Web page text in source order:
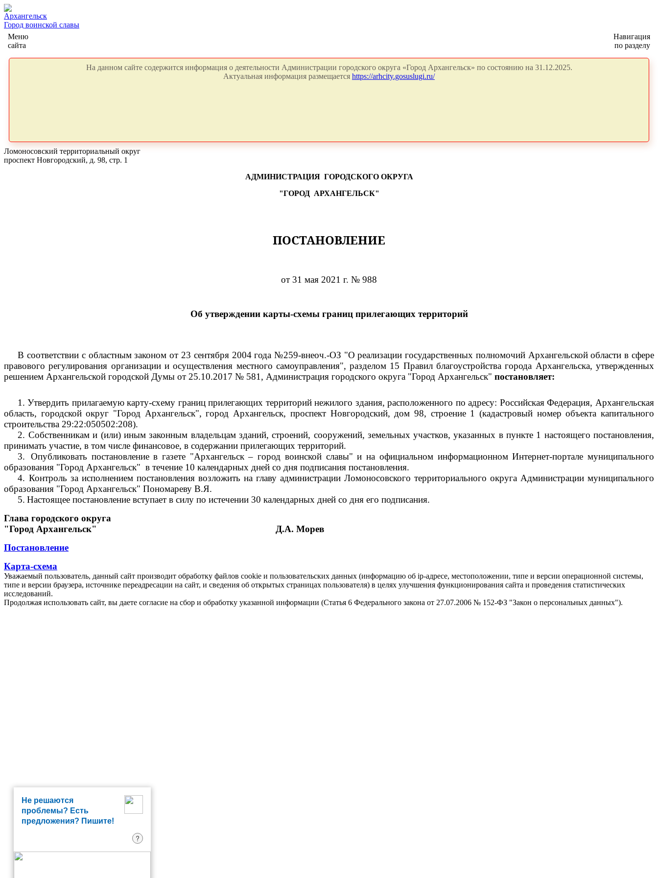
Архангельск
Город воинской славы
Меню
сайта
Навигация
по разделу
На данном сайте содержится информация о деятельности Администрации городского округа «Город Архангельск» по состоянию на 31.12.2025.
Актуальная информация размещается https://arhcity.gosuslugi.ru/
Ломоносовский территориальный округ
проспект Новгородский, д. 98, стр. 1
АДМИНИСТРАЦИЯ ГОРОДСКОГО ОКРУГА
"ГОРОД АРХАНГЕЛЬСК"
ПОСТАНОВЛЕНИЕ
от 31 мая 2021 г. № 988
Об утверждении карты-схемы границ прилегающих территорий
В соответствии с областным законом от 23 сентября 2004 года №259-внеоч.-ОЗ "О реализации государственных полномочий Архангельской области в сфере
правового регулирования организации и осуществления местного самоуправления", разделом 15 Правил благоустройства города Архангельска, утвержденных
решением Архангельской городской Думы от 25.10.2017 № 581, Администрация городского округа "Город Архангельск" постановляет:
1. Утвердить прилагаемую карту-схему границ прилегающих территорий нежилого здания, расположенного по адресу: Российская Федерация, Архангельская
область, городской округ "Город Архангельск", город Архангельск, проспект Новгородский, дом 98, строение 1 (кадастровый номер объекта капитального
строительства 29:22:050502:208).
2. Собственникам и (или) иным законным владельцам зданий, строений, сооружений, земельных участков, указанных в пункте 1 настоящего постановления,
принимать участие, в том числе финансовое, в содержании прилегающих территорий.
3.
Опубликовать постановление в газете "Архангельск – город воинской славы" и на официальном информационном Интернет-портале муниципального
образования "Город Архангельск" в течение 10 календарных дней со дня подписания постановления.
4. Контроль за исполнением постановления возложить на главу администрации Ломоносовского территориального округа Администрации муниципального
образования "Город Архангельск" Пономареву В.Я.
5. Настоящее постановление вступает в силу по истечении 30 календарных дней со дня его подписания.
Глава городского округа
"Город Архангельск"
Д.А. Морев
Постановление
Карта-схема
Уважаемый пользователь, данный сайт производит обработку файлов cookie и пользовательских данных (информацию об ip-адресе, местоположении, типе и версии операционной системы,
типе и версии браузера, источнике переадресации на сайт, и сведения об открытых страницах пользователя) в целях улучшения функционирования сайта и проведения статистических
исследований.
Продолжая использовать сайт, вы даете согласие на сбор и обработку указанной информации (Статья 6 Федерального закона от 27.07.2006 № 152-ФЗ "Закон о персональных данных").
Не решаются
проблемы? Есть
предложения? Пишите!
?